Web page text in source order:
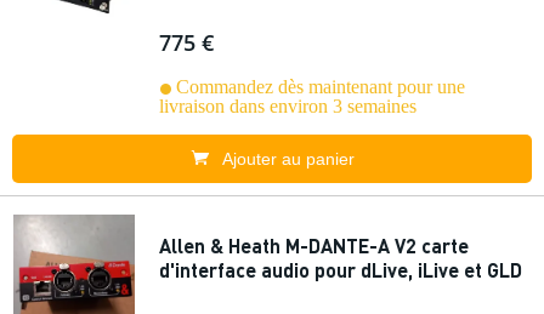
775 €
Commandez dès maintenant pour une
livraison dans environ 3 semaines
Ajouter au panier
Allen & Heath M-DANTE-A V2 carte
d'interface audio pour dLive, iLive et GLD